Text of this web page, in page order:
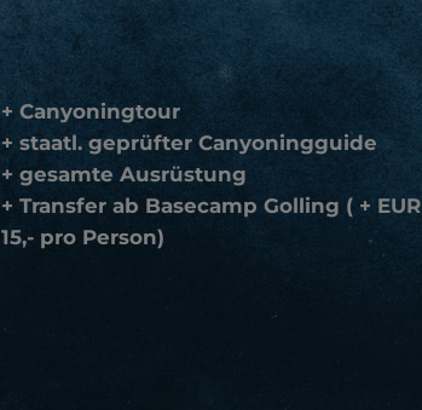
+ Canyoningtour
+ staatl. geprüfter Canyoningguide
+ gesamte Ausrüstung
+ Transfer ab Basecamp Golling ( + EUR
15,- pro Person)